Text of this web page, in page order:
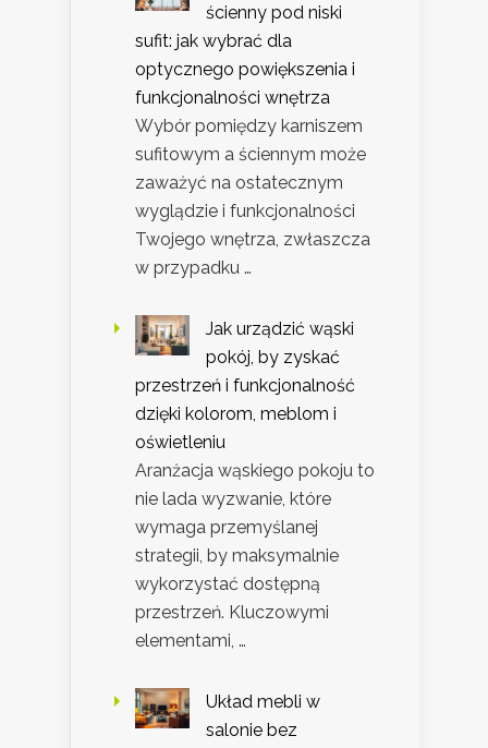
ścienny pod niski
sufit: jak wybrać dla
optycznego powiększenia i
funkcjonalności wnętrza
Wybór pomiędzy karniszem
sufitowym a ściennym może
zaważyć na ostatecznym
wyglądzie i funkcjonalności
Twojego wnętrza, zwłaszcza
w przypadku …
Jak urządzić wąski
pokój, by zyskać
przestrzeń i funkcjonalność
dzięki kolorom, meblom i
oświetleniu
Aranżacja wąskiego pokoju to
nie lada wyzwanie, które
wymaga przemyślanej
strategii, by maksymalnie
wykorzystać dostępną
przestrzeń. Kluczowymi
elementami, …
Układ mebli w
salonie bez